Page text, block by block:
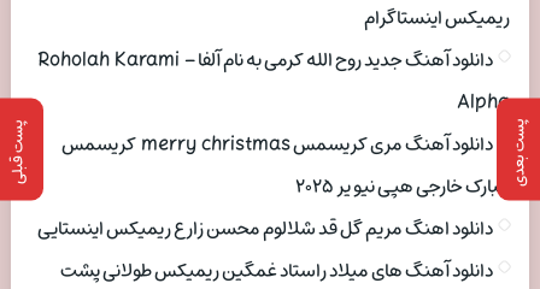
پست بعدی پست قبلی
ریمیکس اینستاگرام
دانلود آهنگ جدید روح الله کرمی به نام آلفا Roholah Karami –
Alpha
دانلود آهنگ مری کریسمس merry christmas کریسمس
مبارک خارجی هپی نیو یر ۲۰۲۵
دانلود اهنگ مریم گل قد شلالوم محسن زارع ریمیکس اینستایی
دانلود آهنگ های میلاد راستاد غمگین ریمیکس طولانی پشت